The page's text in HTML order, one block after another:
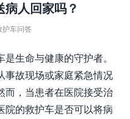
病人回家吗？
护车问答
生命与健康的守护者。
事故现场或家庭紧急情况
而，当患者在医院接受治
院的救护车是否可以将病